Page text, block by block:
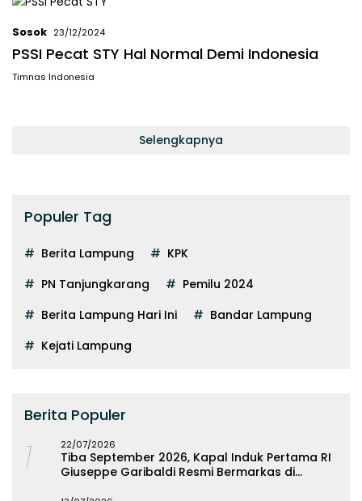
Sosok 23/12/2024
PSSI Pecat STY Hal Normal Demi Indonesia
Timnas Indonesia
Selengkapnya
Populer Tag
Berita Lampung
KPK
PN Tanjungkarang
Pemilu 2024
Berita Lampung Hari Ini
Bandar Lampung
Kejati Lampung
Berita Populer
1 22/07/2026
Tiba September 2026, Kapal Induk Pertama RI
Giuseppe Garibaldi Resmi Bermarkas di